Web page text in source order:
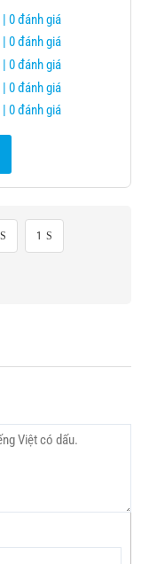
| 0 đánh giá
| 0 đánh giá
| 0 đánh giá
| 0 đánh giá
| 0 đánh giá
1